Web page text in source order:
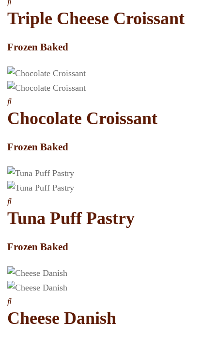
Triple Cheese Croissant
Frozen Baked
Chocolate Croissant
Frozen Baked
Tuna Puff Pastry
Frozen Baked
Cheese Danish